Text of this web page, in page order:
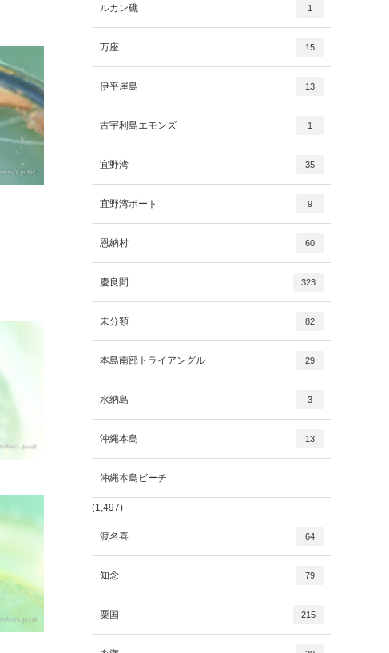
ルカン礁 1
万座 15
伊平屋島 13
古宇利島エモンズ 1
宜野湾 35
宜野湾ボート 9
恩納村 60
慶良間 323
未分類 82
本島南部トライアングル 29
水納島 3
沖縄本島 13
沖縄本島ビーチ
(1,497)
渡名喜 64
知念 79
粟国 215